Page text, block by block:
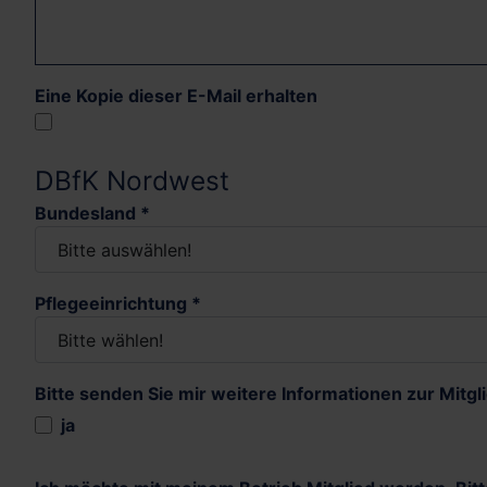
Eine Kopie dieser E-Mail erhalten
DBfK Nordwest
Bundesland *
Pflegeeinrichtung *
Bitte senden Sie mir weitere Informationen zur
Bitte senden Sie mir weitere
ja